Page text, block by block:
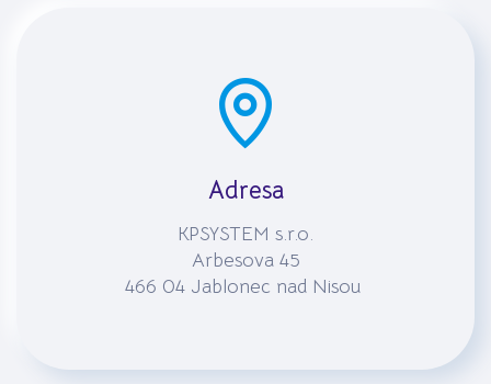
Adresa
KPSYSTEM s.r.o.
Arbesova 45
466 04 Jablonec nad Nisou